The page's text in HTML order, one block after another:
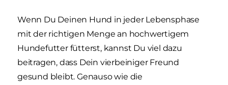
Wenn Du Deinen Hund in jeder Lebensphase
mit der richtigen Menge an hochwertigem
Hundefutter fütterst, kannst Du viel dazu
beitragen, dass Dein vierbeiniger Freund
gesund bleibt. Genauso wie die